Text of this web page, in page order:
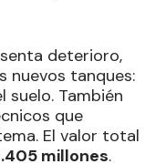
deterioro,
nuevos tanques:
suelo. También
que
El valor total
millones.